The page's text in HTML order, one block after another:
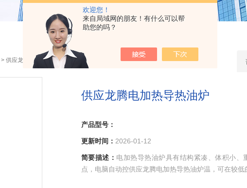
欢迎您！
来自局域网的朋友！有什么可以帮
助您的吗？
> 供应龙腾电加热导热油炉
供应龙腾电加热导热油炉
产品型号：
更新时间： 2026-01-12
简要描述： 电加热导热油炉具有结构紧凑、体积小
点，电脑自动控供应龙腾电加热导热油炉温，可在较低